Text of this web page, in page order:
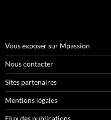
Vous exposer sur Mpassion
Nous contacter
Sites partenaires
Mentions légales
Flux des publications